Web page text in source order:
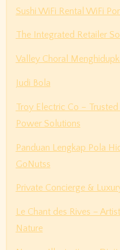
Sushi WiFi Rental WiFi
The Integrated Retailer
Valley Choral
Judi Bola
Troy Electric Co –
Power Solutions
Panduan Lengkap Pola
GoNutss
Private Concierge &
Le Chant des Rives –
Nature